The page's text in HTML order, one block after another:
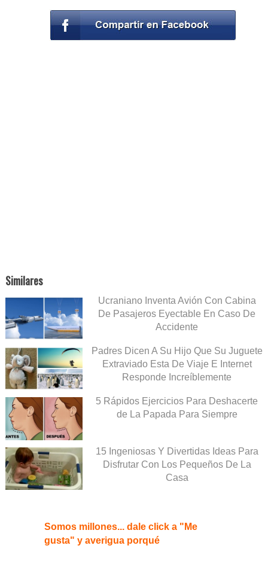
Similares
Ucraniano Inventa Avión Con Cabina
De Pasajeros Eyectable En Caso De
Accidente
Padres Dicen A Su Hijo Que Su Juguete
Extraviado Esta De Viaje E Internet
Responde Increíblemente
5 Rápidos Ejercicios Para Deshacerte
de La Papada Para Siempre
15 Ingeniosas Y Divertidas Ideas Para
Disfrutar Con Los Pequeños De La
Casa
Somos millones... dale click a "Me
gusta" y averigua porqué